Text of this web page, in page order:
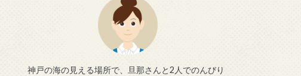
神戸の海の見える場所で、旦那さんと2人でのんびり